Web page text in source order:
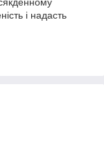
і надасть